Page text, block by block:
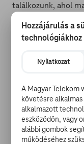
találkozunk, ahol
lázálomban
Angeles amúgy is
lehetőség volt
rabjaivá, amely
gondolkodók is
megváltozott
erről Erickson.
Hozzájárulás a
technológiákhoz
Nyilatkozat
A Magyar Telekom
követésre
alkalmazott
eszközödön, vagy
alábbi gombok
működéséhez